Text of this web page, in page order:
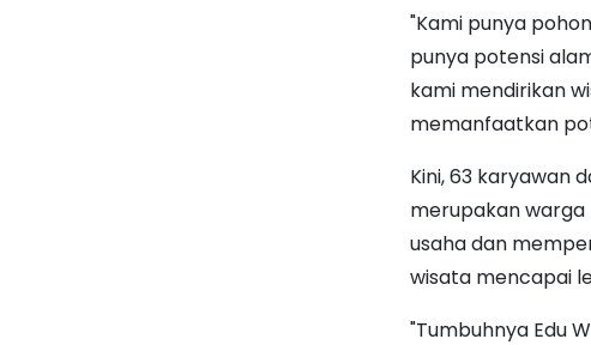
"Kami punya
punya potensi
kami mendirikan
memanfaatkan
Kini, 63 karyawan
merupakan warga
usaha dan
wisata mencapai
"Tumbuhnya Edu